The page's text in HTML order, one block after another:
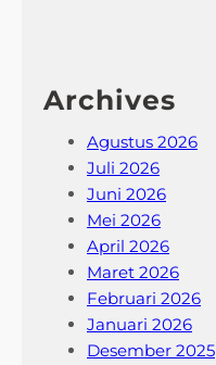
Archives
Agustus 2026
Juli 2026
Juni 2026
Mei 2026
April 2026
Maret 2026
Februari 2026
Januari 2026
Desember 2025